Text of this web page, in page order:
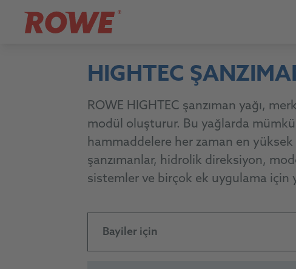
HIGHTEC
ROWE HIGHTEC şanzıman yağı,
modül oluşturur. Bu yağlarda
hammaddelere her zaman en
şanzımanlar, hidrolik direksiyon,
sistemler ve birçok ek uygulama için
Bayiler için